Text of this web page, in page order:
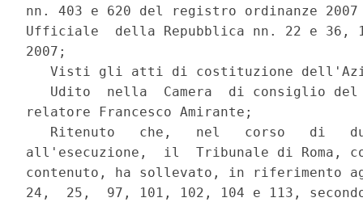
nn. 403 e 620 del registro ordinanze
Ufficiale  della Repubblica nn. 22 e 36,
2007;
Visti gli atti di costituzione
Udito  nella  Camera  di consiglio
relatore Francesco Amirante;
Ritenuto   che,   nel   corso   di
all'esecuzione,  il  Tribunale di Roma,
contenuto, ha sollevato, in riferimento
24,  25,  97, 101, 102, 104 e 113,